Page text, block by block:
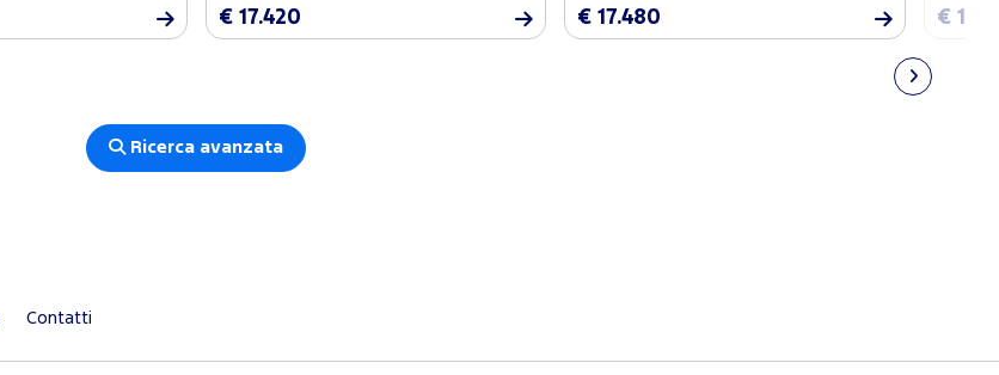
€ 17.420 € 17.480 €
Ricerca avanzata
Contatti